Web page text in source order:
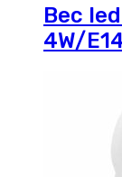
Bec
4W/